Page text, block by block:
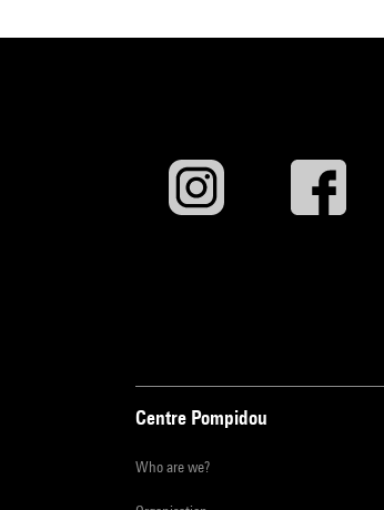
Centre Pompidou
Who are we?